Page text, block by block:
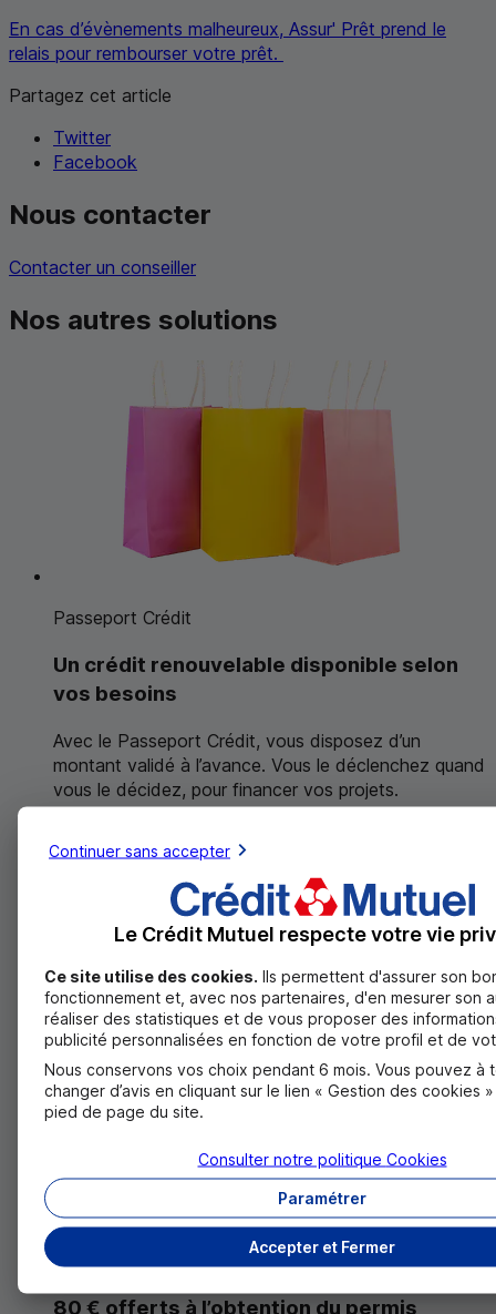
En cas d’évènements malheureux, Assur' Prêt prend le
relais pour rembourser votre prêt.
Partagez cet article
Twitter
Facebook
Nous contacter
Contacter un conseiller
Nos autres solutions
Passeport Crédit
Un crédit renouvelable disponible selon
vos besoins
Avec le Passeport Crédit, vous disposez d’un
montant validé à l’avance. Vous le déclenchez quand
vous le décidez, pour financer vos projets.
Déblocage immédiat directement en ligne ou
par téléphone
Pas de frais de déblocage
Prêt permis 1 €/jour
80 € offerts à l’obtention du permis
Continuer sans accepter
Le Crédit Mutuel respecte votre vie
Ce site utilise des cookies. Ils permettent d'assurer son
fonctionnement et, avec nos partenaires, d'en mesurer son
réaliser des statistiques et de vous proposer des
publicité personnalisées en fonction de votre profil et de
Nous conservons vos choix pendant 6 mois. Vous pouvez à
changer d’avis en cliquant sur le lien « Gestion des cookies
pied de page du site.
Accepter et Fermer
Paramétrer
Consulter notre politique Cookies